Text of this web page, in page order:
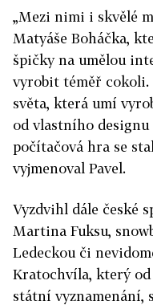
„Mezi nimi i skvělé
Matyáše Boháčka,
špičky na umělou
vyrobit téměř cokoli.
světa, která umí
od vlastního designu
počítačová hra se
vyjmenoval Pavel.
Vyzdvihl dále české
Martina Fuksu,
Ledeckou či
Kratochvíla, který
státní vyznamenání,